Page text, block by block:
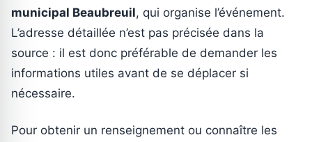
municipal Beaubreuil, qui organise l’événement.
L’adresse détaillée n’est pas précisée dans la
source : il est donc préférable de demander les
informations utiles avant de se déplacer si
nécessaire.
Pour obtenir un renseignement ou connaître les